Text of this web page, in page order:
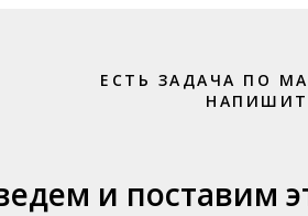
ЕСТЬ ЗАДАЧА ПО
и поставим